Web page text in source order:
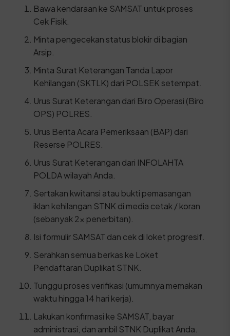
Bawa kendaraan ke SAMSAT untuk proses
Cek Fisik.
Minta pengecekan status blokir di bagian
Arsip.
Minta Surat Keterangan Tanda Lapor
Kehilangan (SKTLK) dari POLSEK setempat.
Urus Surat Keterangan dari Biro Operasi (Biro
OPS) POLRES.
Urus Berita Acara Pemeriksaan (BAP) dari
Reserse POLRES.
Urus Surat Keterangan dari INFOLAHTA
POLDA wilayah Anda.
Sertakan kwitansi atau bukti pemasangan
iklan kehilangan STNK di media cetak / koran
(sebanyak 2x penerbitan).
Isi formulir SAMSAT dan cek di loket progresif.
Serahkan semua berkas ke Loket
Pendaftaran Duplikat STNK.
Tunggu proses verifikasi (umumnya memakan
waktu hingga 14 hari kerja).
Lakukan konfirmasi ke SAMSAT, bayar
administrasi, dan ambil STNK Duplikat Anda.